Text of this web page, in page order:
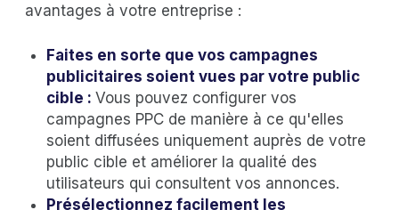
avantages à votre entreprise :
Faites en sorte que vos campagnes
publicitaires soient vues par votre public
cible : Vous pouvez configurer vos
campagnes PPC de manière à ce qu'elles
soient diffusées uniquement auprès de votre
public cible et améliorer la qualité des
utilisateurs qui consultent vos annonces.
Présélectionnez facilement les